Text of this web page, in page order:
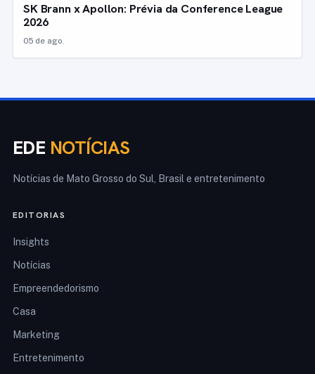
SK Brann x Apollon: Prévia da Conference League
2026
05 de ago.
EDE NOTÍCIAS
Notícias de Mato Grosso do Sul, Brasil e entretenimento
EDITORIAS
Insights
Notícias
Empreendedorismo
Casa
Marketing
Entretenimento